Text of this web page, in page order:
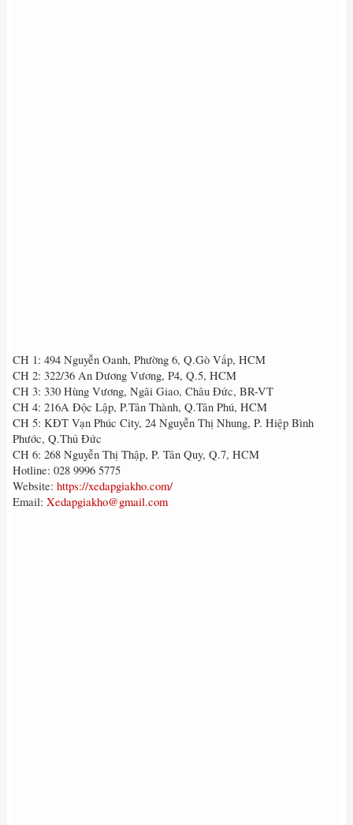
CH 1: 494 Nguyễn Oanh, Phường 6, Q.Gò Vấp, HCM
CH 2: 322/36 An Dương Vương, P4, Q.5, HCM
CH 3: 330 Hùng Vương, Ngãi Giao, Châu Đức, BR-VT
CH 4: 216A Độc Lập, P.Tân Thành, Q.Tân Phú, HCM
CH 5: KĐT Vạn Phúc City, 24 Nguyễn Thị Nhung, P. Hiệp Bình
Phước, Q.Thủ Đức
CH 6: 268 Nguyễn Thị Thập, P. Tân Quy, Q.7, HCM
Hotline: 028 9996 5775
Website: https://xedapgiakho.com/
Email: Xedapgiakho@gmail.com